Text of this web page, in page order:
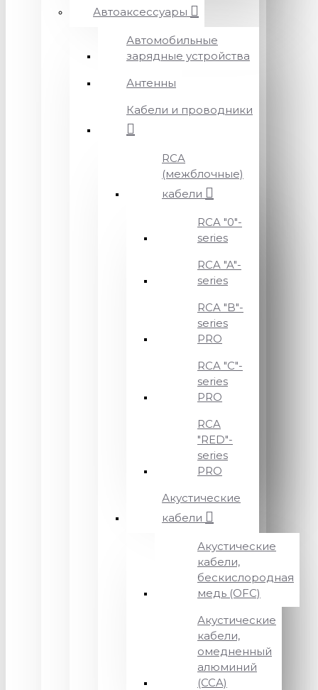
Автоаксессуары
Автомобильные
зарядные устройства
Антенны
Кабели и проводники
RCA
(межблочные)
кабели
RCA "0"-
series
RCA "A"-
series
RCA "B"-
series
PRO
RCA "C"-
series
PRO
RCA
"RED"-
series
PRO
Акустические
кабели
Акустические
кабели,
бескислородная
медь (OFC)
Акустические
кабели,
омедненный
алюминий
(CCA)